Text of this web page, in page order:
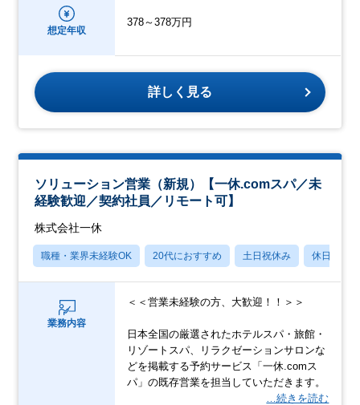
想定年収
378～378万円
詳しく見る
ソリューション営業（新規）【一休.comスパ／未
経験歓迎／契約社員／リモート可】
株式会社一休
職種・業界未経験OK 20代におすすめ 土日祝休み 休日120日
業務内容
＜＜営業未経験の方、大歓迎！！＞＞
日本全国の厳選されたホテルスパ・旅館・
リゾートスパ、リラクゼーションサロンな
どを掲載する予約サービス「一休.comス
パ」の既存営業を担当していただきます。
…続きを読む